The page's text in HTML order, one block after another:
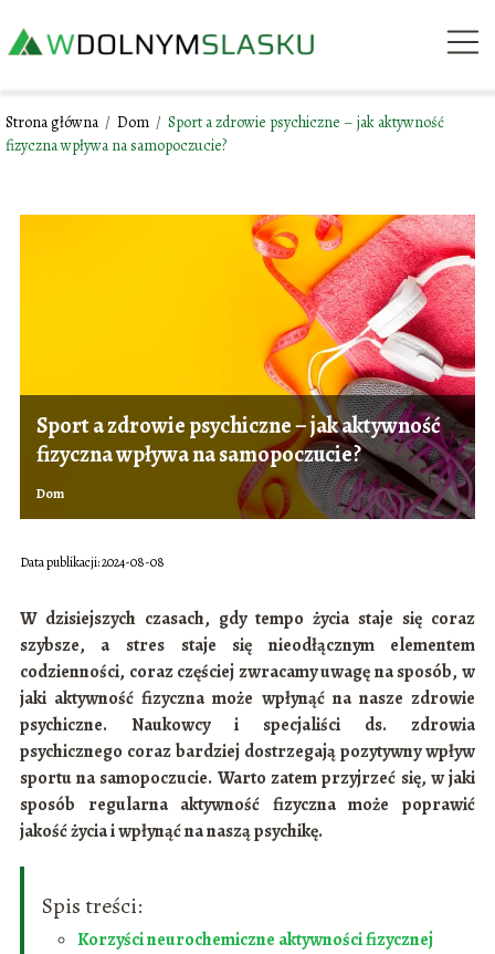
Strona główna / Dom / Sport a zdrowie psychiczne – jak aktywność
fizyczna wpływa na samopoczucie?
Sport a zdrowie psychiczne – jak aktywność
fizyczna wpływa na samopoczucie?
Dom
Data publikacji: 2024-08-08
W dzisiejszych czasach, gdy tempo życia staje się coraz
szybsze, a stres staje się nieodłącznym elementem
codzienności, coraz częściej zwracamy uwagę na sposób, w
jaki aktywność fizyczna może wpłynąć na nasze zdrowie
psychiczne. Naukowcy i specjaliści ds. zdrowia
psychicznego coraz bardziej dostrzegają pozytywny wpływ
sportu na samopoczucie. Warto zatem przyjrzeć się, w jaki
sposób regularna aktywność fizyczna może poprawić
jakość życia i wpłynąć na naszą psychikę.
Spis treści:
Korzyści neurochemiczne aktywności fizycznej